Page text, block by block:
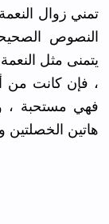
تمني زوال
النصوص
يتمنى مثل
، فإن كانت من
فهي مستحبة ،
هاتين الخصلتين